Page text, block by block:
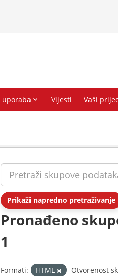
Prikaži napredno pretraživanje
Pronađeno
1
Formati: HTML Otvorenost